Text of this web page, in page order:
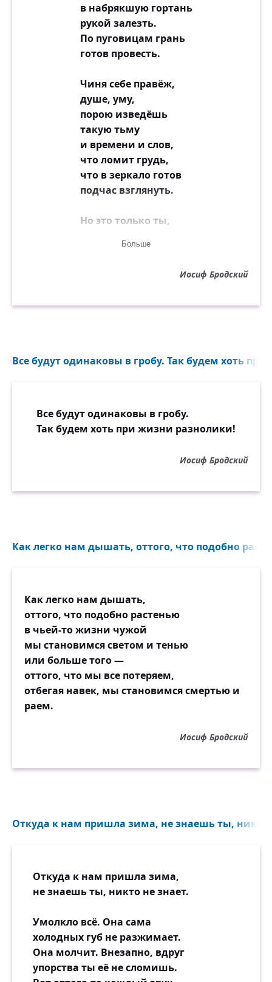
в набрякшую гортань
рукой залезть.
По пуговицам грань
готов провесть.
Чиня себе правёж,
душе, уму,
порою изведёшь
такую тьму
и времени и слов,
что ломит грудь,
что в зеркало готов
подчас взглянуть.
Но это только ты,
уложена в черты
и, видимо, чужды
Но это только ты.
Не зеркала вина,
что скривлён рот:
Но это только ты.
без ужаса смотри.
на ощупь твёрд.
Больше
Иосиф Бродский
Все будут одинаковы в гробу. Так будем хоть
Все будут одинаковы в гробу.
Так будем хоть при жизни разнолики!
Иосиф Бродский
Как легко нам дышать, оттого, что подобно
Как легко нам дышать,
оттого, что подобно растенью
в чьей-то жизни чужой
мы становимся светом и тенью
или больше того —
оттого, что мы все потеряем,
отбегая навек, мы становимся смертью и
раем.
Иосиф Бродский
Откуда к нам пришла зима, не знаешь ты, никто
Откуда к нам пришла зима,
не знаешь ты, никто не знает.
Умолкло всё. Она сама
холодных губ не разжимает.
Она молчит. Внезапно, вдруг
упорства ты её не сломишь.